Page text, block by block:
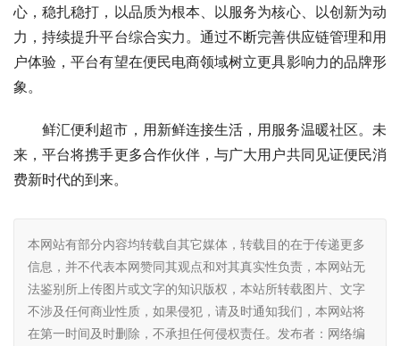
心，稳扎稳打，以品质为根本、以服务为核心、以创新为动
力，持续提升平台综合实力。通过不断完善供应链管理和用
户体验，平台有望在便民电商领域树立更具影响力的品牌形
象。
鲜汇便利超市，用新鲜连接生活，用服务温暖社区。未
来，平台将携手更多合作伙伴，与广大用户共同见证便民消
费新时代的到来。
本网站有部分内容均转载自其它媒体，转载目的在于传递更多
信息，并不代表本网赞同其观点和对其真实性负责，本网站无
法鉴别所上传图片或文字的知识版权，本站所转载图片、文字
不涉及任何商业性质，如果侵犯，请及时通知我们，本网站将
在第一时间及时删除，不承担任何侵权责任。发布者：网络编